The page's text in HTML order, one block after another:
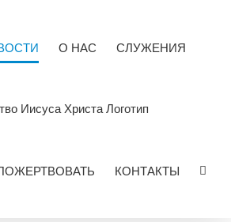
О НАС СЛУЖЕНИЯ
КОНТАКТЫ